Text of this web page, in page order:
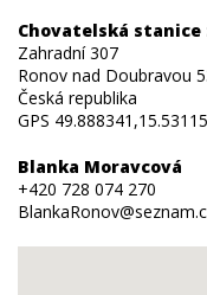
Chovatelská stanice
Zahradní 307
Ronov nad Doubravou
Česká republika
GPS
Blanka Moravcová
+420 728 074 270